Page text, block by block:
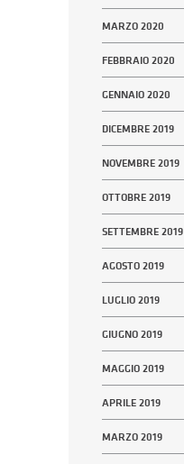
MARZO 2020
FEBBRAIO 2020
GENNAIO 2020
DICEMBRE 2019
NOVEMBRE 2019
OTTOBRE 2019
SETTEMBRE 2019
AGOSTO 2019
LUGLIO 2019
GIUGNO 2019
MAGGIO 2019
APRILE 2019
MARZO 2019